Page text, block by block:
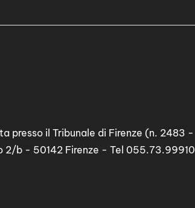
presso il Tribunale di Firenze (n. 2483 -
2/b - 50142 Firenze - Tel 055.73.99910